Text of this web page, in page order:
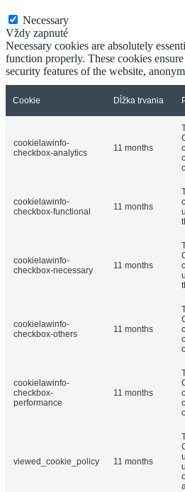
Necessary
Vždy zapnuté
Necessary cookies are absolutely
function properly. These cookies
security features of the website,
Cookie Dĺžka trvania
cookielawinfo-
checkbox-analytics
11 months
cookielawinfo-
checkbox-functional
11 months
cookielawinfo-
checkbox-necessary
11 months
cookielawinfo-
checkbox-others
11 months
cookielawinfo-
checkbox-
performance
11 months
viewed_cookie_policy 11 months